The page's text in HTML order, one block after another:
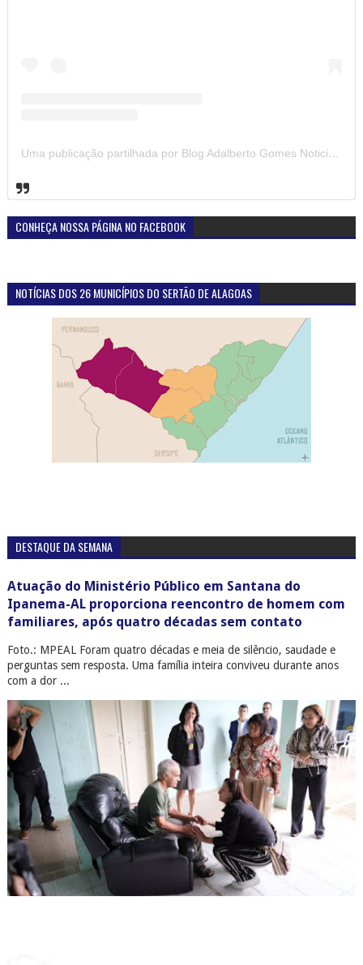
Uma publicação partilhada por Blog Adalberto Gomes Noticias (@blogadalbertogomesnoticiass)
CONHEÇA NOSSA PÁGINA NO FACEBOOK
NOTÍCIAS DOS 26 MUNICÍPIOS DO SERTÃO DE ALAGOAS
DESTAQUE DA SEMANA
Atuação do Ministério Público em Santana do
Ipanema-AL proporciona reencontro de homem com
familiares, após quatro décadas sem contato
Foto.: MPEAL Foram quatro décadas e meia de silêncio, saudade e
perguntas sem resposta. Uma família inteira conviveu durante anos
com a dor ...